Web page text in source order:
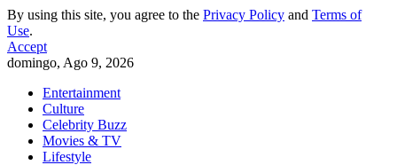
By using this site, you agree to the Privacy Policy and Terms of
Use.
Accept
domingo, Ago 9, 2026
Entertainment
Culture
Celebrity Buzz
Movies & TV
Lifestyle